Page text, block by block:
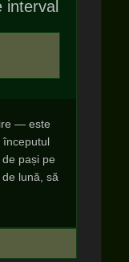
interval
— este
începutul
pași pe
lună, să